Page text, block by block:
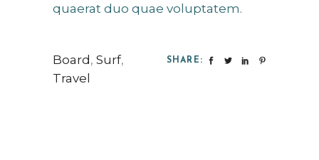
quaerat duo quae voluptatem.
Board, Surf,
Travel
SHARE: